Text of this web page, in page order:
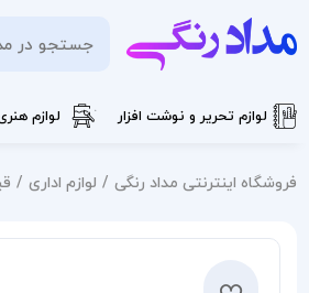
لوازم تحریر و نوشت افزار لوازم
فروشگاه اینترنتی مداد رنگی لوازم اداری